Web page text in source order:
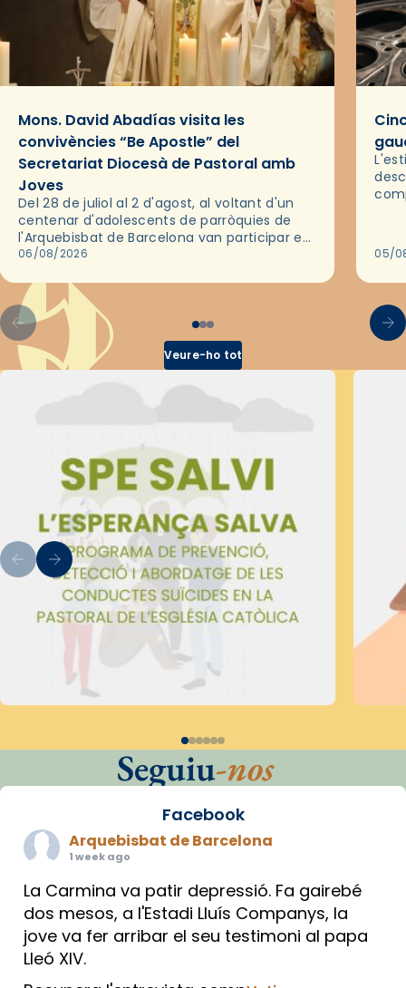
Mons. David Abadías visita les
convivències “Be Apostle” del
Secretariat Diocesà de Pastoral amb
Joves
Del 28 de juliol al 2 d'agost, al voltant d'un
centenar d'adolescents de parròquies de
l'Arquebisbat de Barcelona van participar en
les convivències Be Apostle, organitzades
06/08/2026 05/
Veure-ho tot
Seguiu-nos
Facebook
Arquebisbat de Barcelona
1 week ago
La Carmina va patir depressió. Fa gairebé
dos mesos, a l'Estadi Lluís Companys, la
jove va fer arribar el seu testimoni al papa
Lleó XIV.